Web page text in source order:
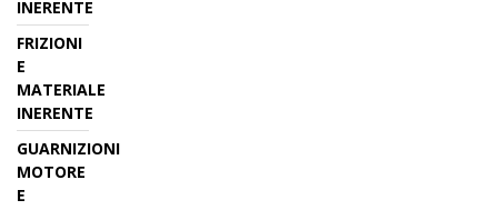
INERENTE
FRIZIONI
E
MATERIALE
INERENTE
GUARNIZIONI
MOTORE
E